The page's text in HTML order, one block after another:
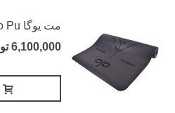
مت یوگا WARRIOR Alo Pu مشکی
6,100,000 تومان